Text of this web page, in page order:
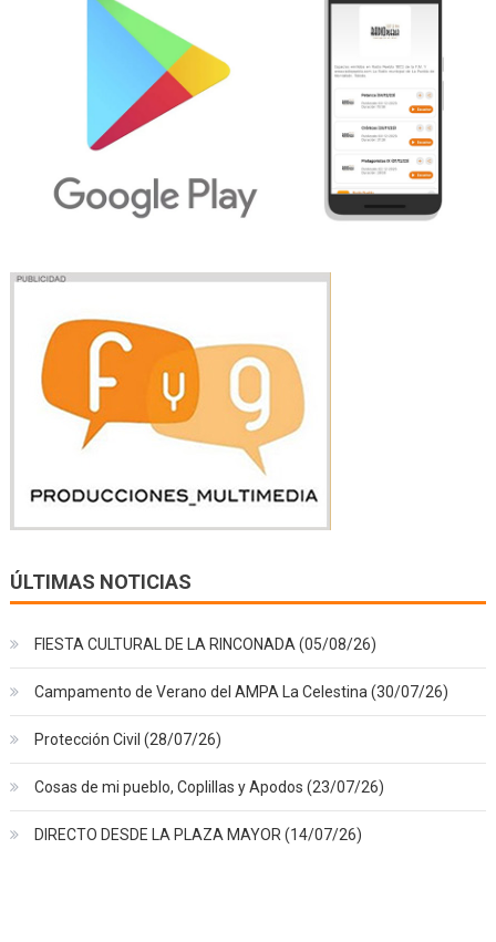
ÚLTIMAS NOTICIAS
FIESTA CULTURAL DE LA RINCONADA (05/08/26)
Campamento de Verano del AMPA La Celestina (30/07/26)
Protección Civil (28/07/26)
Cosas de mi pueblo, Coplillas y Apodos (23/07/26)
DIRECTO DESDE LA PLAZA MAYOR (14/07/26)